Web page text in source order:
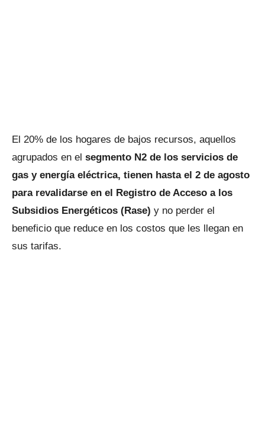
El 20% de los hogares de bajos recursos, aquellos
agrupados en el segmento N2 de los servicios de
gas y energía eléctrica, tienen hasta el 2 de agosto
para revalidarse en el Registro de Acceso a los
Subsidios Energéticos (Rase) y no perder el
beneficio que reduce en los costos que les llegan en
sus tarifas.